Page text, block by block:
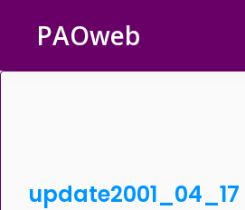
Inhalt
springen
Seitenspalte
springen
Fußzeile
springen
PAOweb
update2001_04_17